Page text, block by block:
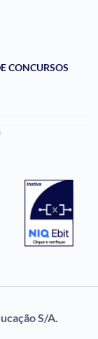
CONCURSOS
ORDEM
S/A.